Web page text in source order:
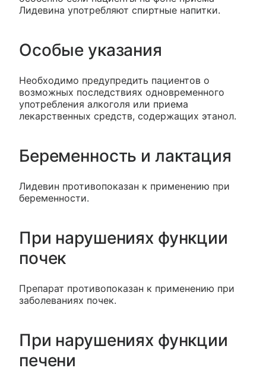
Лидевина употребляют спиртные напитки.
Особые указания
Необходимо предупредить пациентов о
возможных последствиях одновременного
употребления алкоголя или приема
лекарственных средств, содержащих этанол.
Беременность и лактация
Лидевин противопоказан к применению при
беременности.
При нарушениях функции
почек
Препарат противопоказан к применению при
заболеваниях почек.
При нарушениях функции
печени